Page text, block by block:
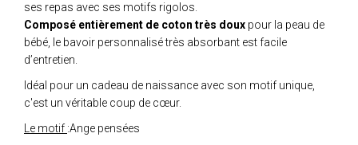
ses repas avec ses motifs rigolos.
Composé entièrement de coton très doux pour la peau de
bébé, le bavoir personnalisé très absorbant est facile
d’entretien.
Idéal pour un cadeau de naissance avec son motif unique,
c'est un véritable coup de cœur.
Le motif :Ange pensées